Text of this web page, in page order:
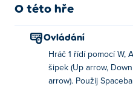
a klíče, které jsou pro vás k
obrazovky. Jste připraveni
rychlosti pomocí Crazy
Jak hrát Crazy Bikes?
O této hře
Ovládání
Hráč 1 řídí pomocí W,
šipek (Up arrow,
arrow). Použij